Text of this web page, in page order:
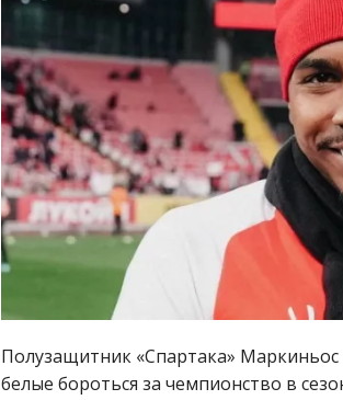
Полузащитник «Спартака»
белые бороться за чемпионство в